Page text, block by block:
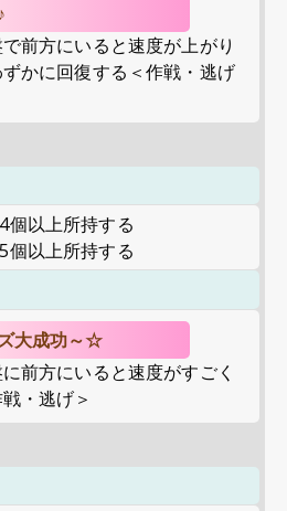
前方にいると速度が上がり
かに回復する＜作戦・逃げ
個以上所持する
個以上所持する
大成功～☆
前方にいると速度がすごく
・逃げ＞